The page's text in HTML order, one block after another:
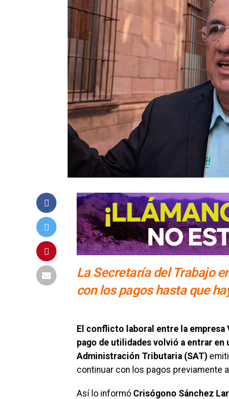
La Secretaría del Trabajo
con los pagos hasta que
El conflicto laboral entre la empresa
pago de utilidades volvió a entrar en
Administración Tributaria (SAT)
continuar con los pagos previamente
Así lo informó Crisógono Sánchez